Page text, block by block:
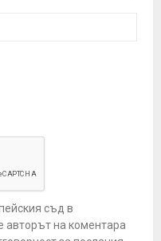
съд в
авторът на коментара